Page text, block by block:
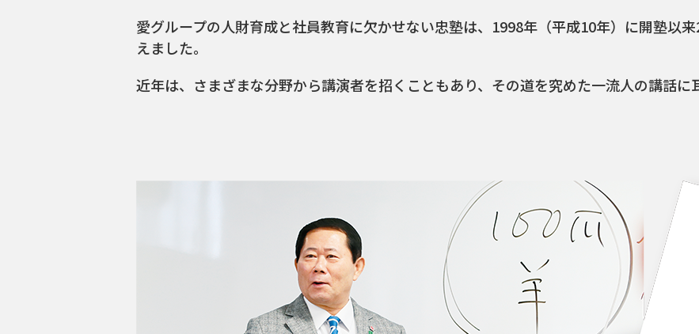
愛グループの人財育成と社員教育に欠かせない忠塾は、1998年（平成10年）に開塾以
えました。
近年は、さまざまな分野から講演者を招くこともあり、その道を究めた一流人の講話に